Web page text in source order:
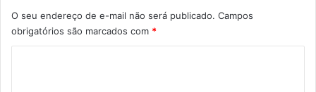
O seu endereço de e-mail não será publicado. Campos
obrigatórios são marcados com *